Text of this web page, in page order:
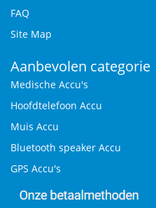
FAQ
Site Map
Aanbevolen categorie
Medische Accu's
Hoofdtelefoon Accu
Muis Accu
Bluetooth speaker Accu
GPS Accu's